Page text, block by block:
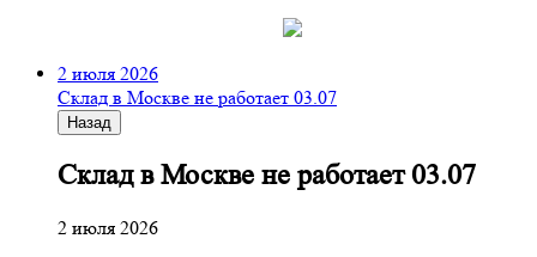
2 июля 2026
Склад в Москве не работает 03.07
Назад
Склад в Москве не работает 03.07
2 июля 2026